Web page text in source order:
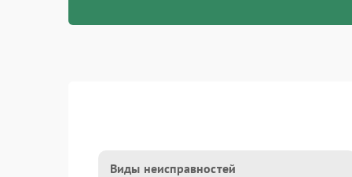
Виды неисправностей